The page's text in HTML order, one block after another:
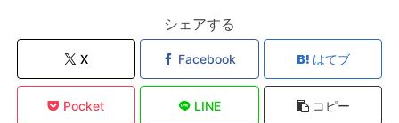
シェアする
X Facebook はてブ
Pocket LINE コピー